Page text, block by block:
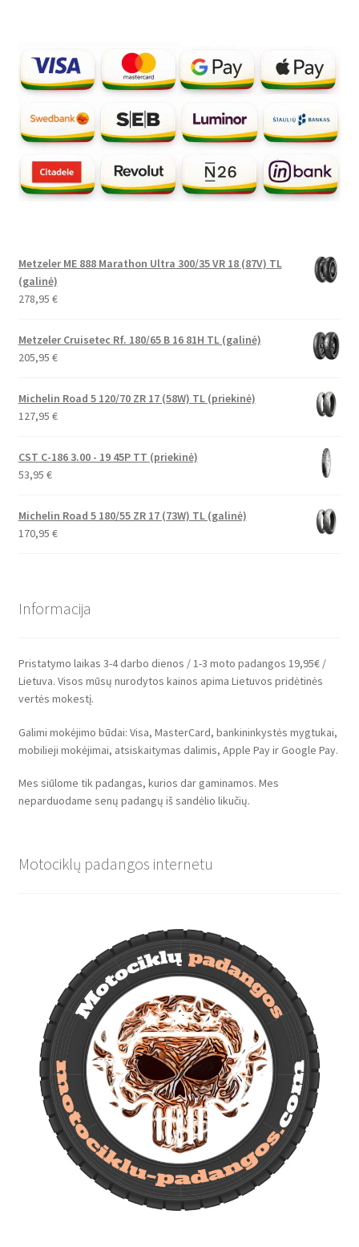
Metzeler ME 888 Marathon Ultra 300/35 VR 18 (87V) TL
(galinė)
278,95 €
Metzeler Cruisetec Rf. 180/65 B 16 81H TL (galinė)
205,95 €
Michelin Road 5 120/70 ZR 17 (58W) TL (priekinė)
127,95 €
CST C-186 3.00 - 19 45P TT (priekinė)
53,95 €
Michelin Road 5 180/55 ZR 17 (73W) TL (galinė)
170,95 €
Informacija
Pristatymo laikas 3-4 darbo dienos / 1-3 moto padangos 19,95€ /
Lietuva. Visos mūsų nurodytos kainos apima Lietuvos pridėtinės
vertės mokestį.
Galimi mokėjimo būdai: Visa, MasterCard, bankininkystės mygtukai,
mobilieji mokėjimai, atsiskaitymas dalimis, Apple Pay ir Google Pay.
Mes siūlome tik padangas, kurios dar gaminamos. Mes
neparduodame senų padangų iš sandėlio likučių.
Motociklų padangos internetu